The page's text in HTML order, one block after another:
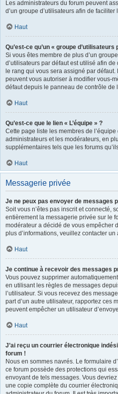
Les administrateurs du forum peuvent
d’un groupe d’utilisateurs afin de
Haut
Qu’est-ce qu’un « groupe d’utilisateurs
Si vous êtes membre de plus d’un
d’utilisateurs par défaut est utilisé afin
le rang qui vous sera assigné par
peuvent vous autoriser à modifier vous-
défaut depuis le panneau de contrôle de
Haut
Qu’est-ce que le lien « L’équipe » ?
Cette page liste les membres de
administrateurs et les modérateurs, en
supplémentaires tels que les forums
Haut
Messagerie privée
Je ne peux pas envoyer de messages
Soit vous n’êtes pas inscrit et connecté,
entièrement la messagerie privée sur le
modérateur a décidé de vous empêcher
plus d’informations, veuillez contacter
Haut
Je continue à recevoir des messages
Vous pouvez supprimer
en utilisant les règles de messages
l’utilisateur. Si vous recevez des
part d’un autre utilisateur, rapportez ces
peuvent empêcher un utilisateur
Haut
J’ai reçu un courrier électronique
forum !
Nous en sommes navrés. Le formulaire
ce forum possède des protections qui
envoyant de tels messages. Vous
une copie complète du courrier